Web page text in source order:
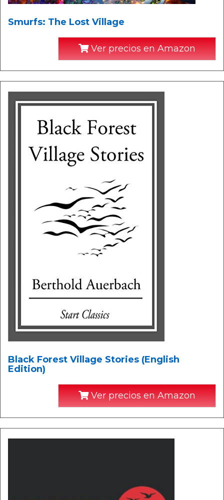
Smurfs: The Lost Village
Ver precios en Amazon
Black Forest Village Stories (English
Edition)
Ver precios en Amazon